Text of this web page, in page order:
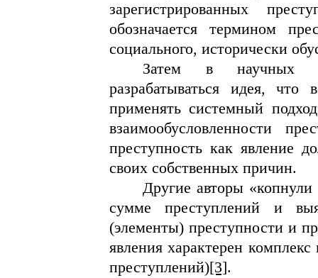
зарегистрированных
обозначается термином
социального, исторически
Затем в научных
разрабатываться идея, что
применять системный
взаимообусловленности
преступность как явление
своих собственных причин.
Другие авторы «копнули
сумме преступлений и
(элементы) преступности и
явления характерен
преступлений)[3].